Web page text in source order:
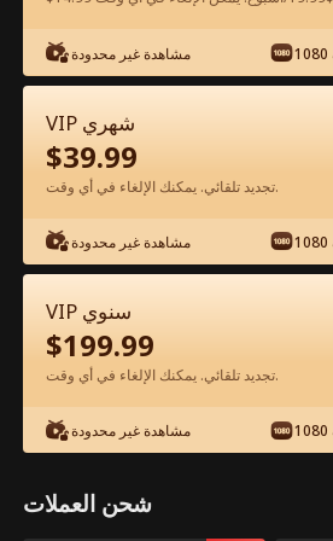
شاهد مجانًا في التطبيق
الحلقة 59 - دخلت بالخطأ في علاقة مع
أستاذي الفيلم كامل
مشاهدة غير محدودة
VIP شهري
$39.99
تجديد تلقائي. يمكنك الإلغاء في أي وقت.
مشاهدة غير محدودة
VIP سنوي
$199.99
تجديد تلقائي. يمكنك الإلغاء في أي وقت.
مشاهدة غير محدودة
شحن العملات